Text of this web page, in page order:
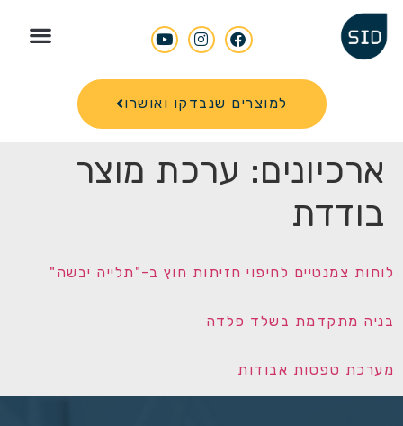
למוצרים שנבדקו ואושרו
ארכיונים: ערכת מוצר
בודדת
לוחות צמנטיים לחיפוי חזיתות חוץ ב-"תלייה יבשה"
בניה מתקדמת בשלד פלדה
מערכת טפסות אבודות